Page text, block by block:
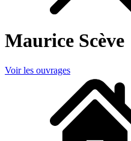
Maurice Scève
Voir les ouvrages